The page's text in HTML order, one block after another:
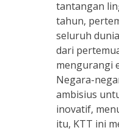
tantangan
tahun,
seluruh
dari
mengurangi
Negara-
ambisius
inovatif,
itu, KTT ini